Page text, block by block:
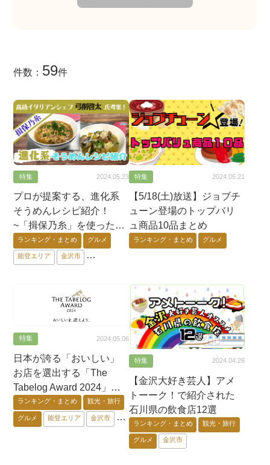
件数： 59件
特集 2024.05.23
プロが提案する、進化系
そうめんレシピ紹介！
~「揖保乃糸」を使った新
しい味~
ランキング・まとめ グルメ
能登エリア 金沢市
特集 2024.05.21
【5/18(土)放送】ジョブチ
ューン登場のトップバリ
ュ商品10品まとめ
ランキング・まとめ グルメ
特集 2024.05.06
日本が誇る「おいしい」
お店を選出する「The
Tabelog Award 2024」に
て石川県の名店が多数受
賞！
ランキング・まとめ 観光・旅行
グルメ 能登エリア 金沢市
特集 2024.04.26
【金沢大好き芸人】アメ
トーーク！で紹介された
石川県の飲食店12選
ランキング・まとめ 観光・旅行
グルメ 金沢市